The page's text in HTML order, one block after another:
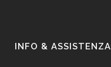
INFO & ASSISTENZA